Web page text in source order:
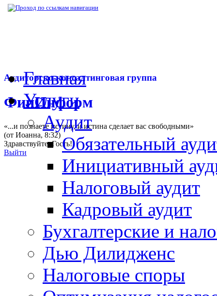
Аудиторско-консалтинговая группа
ФинИнформ
«...и познаете истину, и истина сделает вас свободными»
(от Иоанна, 8:32)
Здравствуйте,Гость!
Выйти
Главная
Услуги
Аудит
Обязательный
Инициативный
Налоговый аудит
Кадровый аудит
Бухгалтерские и
Дью Дилидженс
Налоговые споры